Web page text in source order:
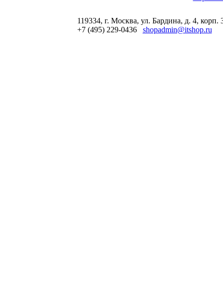
119334, г. Москва, ул. Бардина, д. 4, корп.
+7 (495) 229-0436 shopadmin@itshop.ru